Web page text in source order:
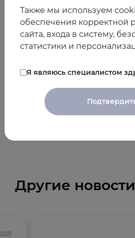
FRCEM, Shatha A Al Hilli, FRCR,
FEBU, Prof Stephen H Thomas,
Cameron, MD
Другие новости
Также мы используем
обеспечения корректной
сайта, входа в систему,
статистики и
Я являюсь специалистом